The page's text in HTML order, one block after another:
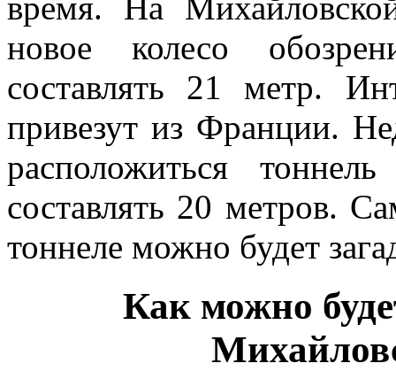
новое колесо
составлять 21 метр.
привезут из Франции.
расположиться
составлять 20 метров.
тоннеле можно будет
Как можно